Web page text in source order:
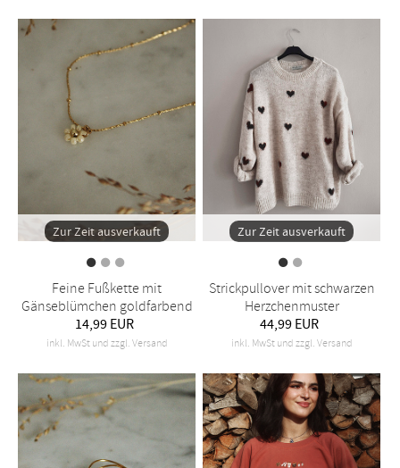
Zur Zeit ausverkauft
Feine Fußkette mit
Gänseblümchen goldfarbend
14,99 EUR
inkl. MwSt und zzgl. Versand
Zur Zeit ausverkauft
Strickpullover mit schwarzen
Herzchenmuster
44,99 EUR
inkl. MwSt und zzgl. Versand